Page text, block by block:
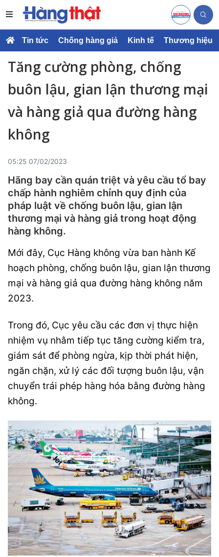
Tin tức Chống hàng giả Kinh tế Thương hiệu
Tăng cường phòng, chống
buôn lậu, gian lận thương mại
và hàng giả qua đường hàng
không
05:25 07/02/2023
Hãng bay cần quán triệt và yêu cầu tổ bay
chấp hành nghiêm chỉnh quy định của
pháp luật về chống buôn lậu, gian lận
thương mại và hàng giả trong hoạt động
hàng không.
Mới đây, Cục Hàng không vừa ban hành Kế
hoạch phòng, chống buôn lậu, gian lận thương
mại và hàng giả qua đường hàng không năm
2023.
Trong đó, Cục yêu cầu các đơn vị thực hiện
nhiệm vụ nhằm tiếp tục tăng cường kiểm tra,
giám sát để phòng ngừa, kịp thời phát hiện,
ngăn chặn, xử lý các đối tượng buôn lậu, vận
chuyển trái phép hàng hóa bằng đường hàng
không.